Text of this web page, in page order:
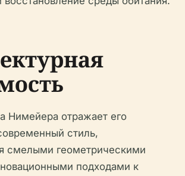
Нимейера отражает его
стиль,
смелыми геометрическими
подходами к